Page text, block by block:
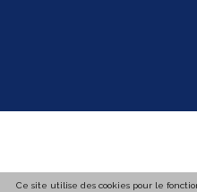
Ce site utilise des cookies pour le